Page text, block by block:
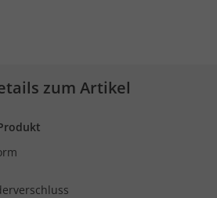
zum Artikel